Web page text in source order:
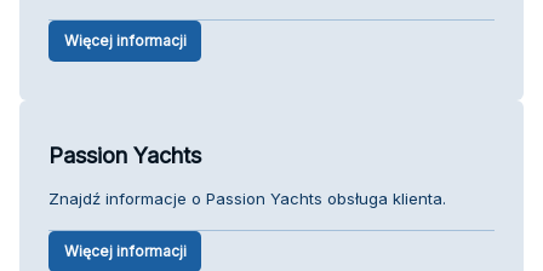
Więcej informacji
Passion Yachts
Znajdź informacje o Passion Yachts obsługa klienta.
Więcej informacji